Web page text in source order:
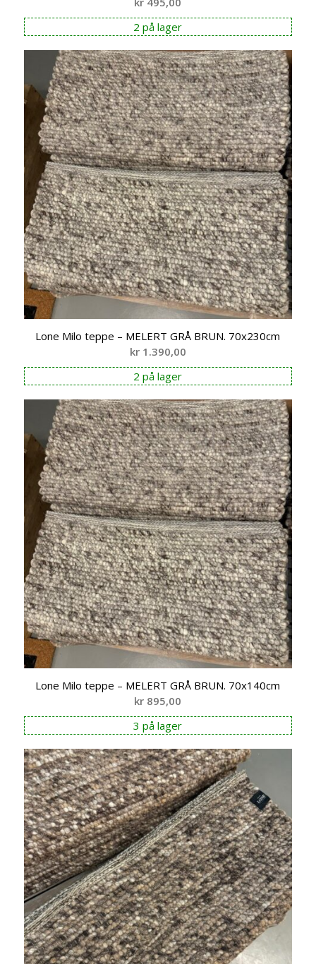
2 på lager
Lone Milo teppe – MELERT GRÅ BRUN. 70x230cm
kr1.390,00
2 på lager
Lone Milo teppe – MELERT GRÅ BRUN. 70x140cm
kr 895,00
3 på lager